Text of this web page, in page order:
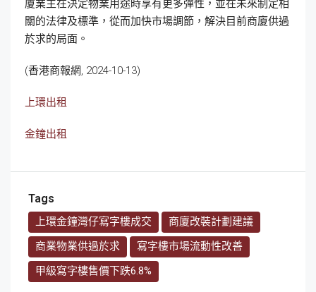
廈業主在決定物業用途時享有更多彈性，並在未來制定相
關的法律及標準，從而加快市場調節，解決目前商廈供過
於求的局面。
(香港商報網, 2024-10-13)
上環出租
金鐘出租
Tags
上環金鐘灣仔寫字樓成交
商廈改裝計劃建議
商業物業供過於求
寫字樓市場流動性改善
甲級寫字樓售價下跌6.8%